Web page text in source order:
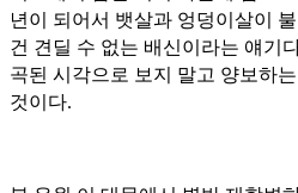
년이 되어서 뱃살과 엉덩이살이
건 견딜 수 없는 배신이라는 얘기
곡된 시각으로 보지 말고 양보하
것이다.